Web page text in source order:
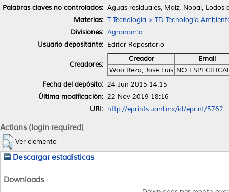
Palabras claves no controlados: Aguas residuales, Maíz, Nopal, Lodos
Materias: T Tecnología > TD Tecnología
Divisiones: Agronomía
Usuario depositante: Editor Repositorio
Creadores:
Creador
Email
Woo Reza, José Luis NO
Fecha del depósito: 24 Jun 2015 14:15
Última modificación: 22 Nov 2019 18:16
URI: http://eprints.uanl.mx/id/eprint/5762
Actions (login required)
Ver elemento
Descargar estadísticas
Downloads